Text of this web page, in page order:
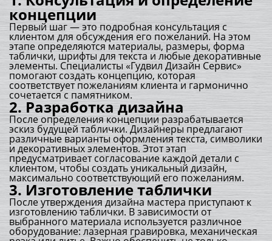
концепции
Первый шаг — это подробная консультация с
клиентом для обсуждения его пожеланий. На этом
этапе определяются материалы, размеры, форма
таблички, шрифты для текста и любые декоративные
элементы. Специалисты «Гудвил Дизайн Сервис»
помогают создать концепцию, которая
соответствует пожеланиям клиента и гармонично
сочетается с памятником.
2. Разработка дизайна
После определения концепции разрабатывается
эскиз будущей таблички. Дизайнеры предлагают
различные варианты оформления текста, символики
и декоративных элементов. Этот этап
предусматривает согласование каждой детали с
клиентом, чтобы создать уникальный дизайн,
максимально соответствующий его пожеланиям.
3. Изготовление таблички
После утверждения дизайна мастера приступают к
изготовлению таблички. В зависимости от
выбранного материала используется различное
оборудование: лазерная гравировка, механическая